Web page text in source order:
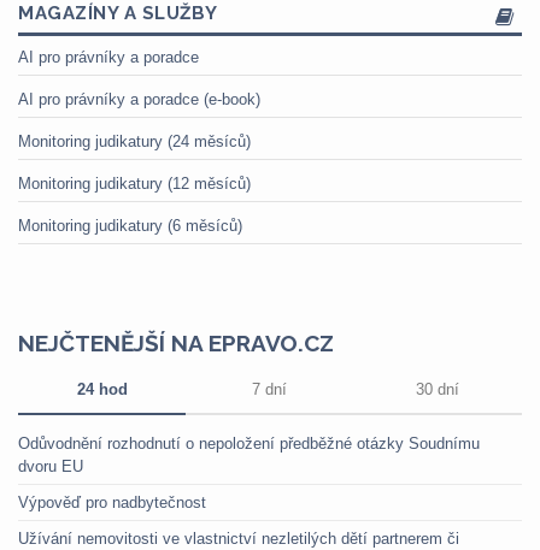
MAGAZÍNY A SLUŽBY
AI pro právníky a poradce
AI pro právníky a poradce (e-book)
Monitoring judikatury (24 měsíců)
Monitoring judikatury (12 měsíců)
Monitoring judikatury (6 měsíců)
NEJČTENĚJŠÍ NA EPRAVO.CZ
24 hod 7 dní 30 dní
Odůvodnění rozhodnutí o nepoložení předběžné otázky Soudnímu
dvoru EU
Výpověď pro nadbytečnost
Užívání nemovitosti ve vlastnictví nezletilých dětí partnerem či